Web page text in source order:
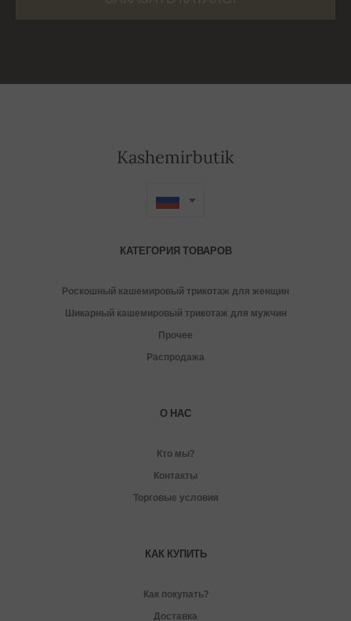
Kashemirbutik
КАТЕГОРИЯ ТОВАРОВ
Роскошный кашемировый трикотаж для женщин
Шикарный кашемировый трикотаж для мужчин
Прочее
Распродажа
О НАС
Кто мы?
Контакты
Торговые условия
КАК КУПИТЬ
Как покупать?
Доставка